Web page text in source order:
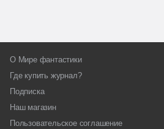
О Мире фантастики
Где купить журнал?
Подписка
Наш магазин
Пользовательское соглашение